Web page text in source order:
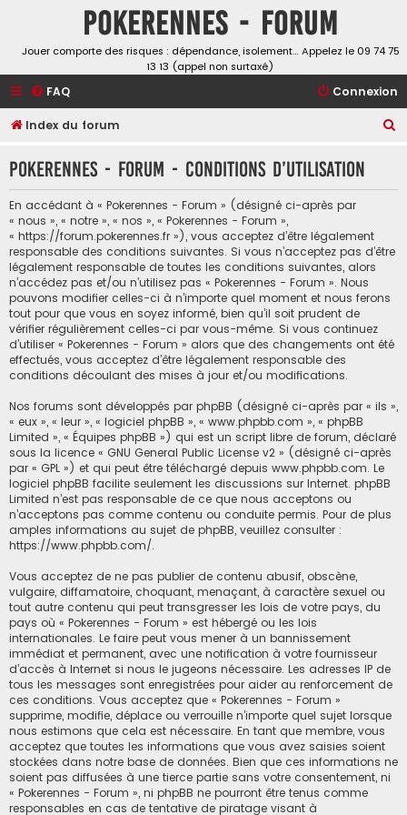
Pokerennes - Forum
Jouer comporte des risques : dépendance, isolement… Appelez le 09 74 75
13 13 (appel non surtaxé)
FAQ Connexion
Index du forum
h
Pokerennes - Forum - Conditions d’utilisation
En accédant à « Pokerennes - Forum » (désigné ci-après par
« nous », « notre », « nos », « Pokerennes - Forum »,
« https://forum.pokerennes.fr »), vous acceptez d’être légalement
responsable des conditions suivantes. Si vous n’acceptez pas d’être
légalement responsable de toutes les conditions suivantes, alors
n’accédez pas et/ou n’utilisez pas « Pokerennes - Forum ». Nous
pouvons modifier celles-ci à n’importe quel moment et nous ferons
tout pour que vous en soyez informé, bien qu’il soit prudent de
vérifier régulièrement celles-ci par vous-même. Si vous continuez
d’utiliser « Pokerennes - Forum » alors que des changements ont été
effectués, vous acceptez d’être légalement responsable des
conditions découlant des mises à jour et/ou modifications.
Nos forums sont développés par phpBB (désigné ci-après par « ils »,
« eux », « leur », « logiciel phpBB », « www.phpbb.com », « phpBB
Limited », « Équipes phpBB ») qui est un script libre de forum, déclaré
sous la licence « GNU General Public License v2 » (désigné ci-après
par « GPL ») et qui peut être téléchargé depuis www.phpbb.com. Le
logiciel phpBB facilite seulement les discussions sur Internet. phpBB
Limited n’est pas responsable de ce que nous acceptons ou
n’acceptons pas comme contenu ou conduite permis. Pour de plus
amples informations au sujet de phpBB, veuillez consulter :
https://www.phpbb.com/.
Vous acceptez de ne pas publier de contenu abusif, obscène,
vulgaire, diffamatoire, choquant, menaçant, à caractère sexuel ou
tout autre contenu qui peut transgresser les lois de votre pays, du
pays où « Pokerennes - Forum » est hébergé ou les lois
internationales. Le faire peut vous mener à un bannissement
immédiat et permanent, avec une notification à votre fournisseur
d’accès à Internet si nous le jugeons nécessaire. Les adresses IP de
tous les messages sont enregistrées pour aider au renforcement de
ces conditions. Vous acceptez que « Pokerennes - Forum »
supprime, modifie, déplace ou verrouille n’importe quel sujet lorsque
nous estimons que cela est nécessaire. En tant que membre, vous
acceptez que toutes les informations que vous avez saisies soient
stockées dans notre base de données. Bien que ces informations ne
soient pas diffusées à une tierce partie sans votre consentement, ni
« Pokerennes - Forum », ni phpBB ne pourront être tenus comme
responsables en cas de tentative de piratage visant à